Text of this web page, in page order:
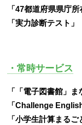
「47都道府県県庁
「実力診断テスト」
・常時サービス
「「電子図書館」ま
「Challenge English
「小学生計算まるご